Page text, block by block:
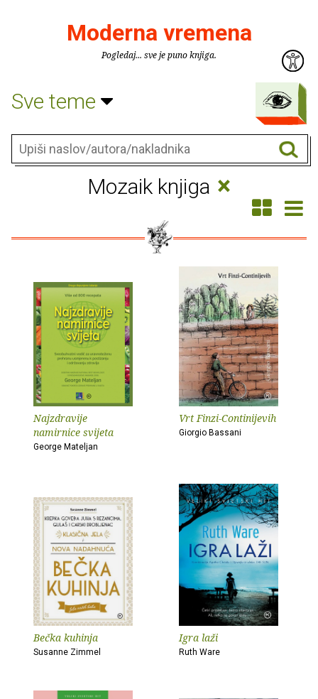
Moderna vremena
Pogledaj... sve je puno knjiga.
Sve teme
Mozaik knjiga ×
Najzdravije
namirnice svijeta
George Mateljan
Vrt Finzi-Continijevih
Giorgio Bassani
Bečka kuhinja
Susanne Zimmel
Igra laži
Ruth Ware